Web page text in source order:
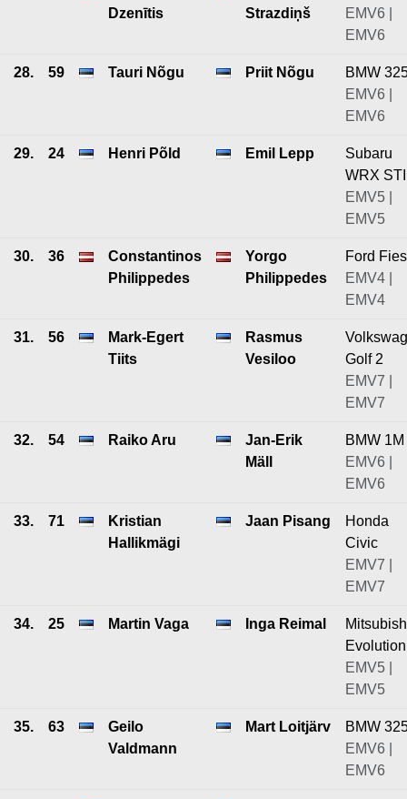
Dzenītis
Strazdiņš
EMV6 |
EMV6
28. 59 Tauri Nõgu Priit Nõgu
BMW
EMV6 |
EMV6
29. 24 Henri Põld Emil Lepp
Subaru
WRX STI
EMV5 |
EMV5
30. 36
Constantinos
Philippedes
Yorgo
Philippedes
Ford
EMV4 |
EMV4
31. 56
Mark-Egert
Tiits
Rasmus
Vesiloo
Golf 2
EMV7 |
EMV7
32. 54 Raiko Aru
Jan-Erik
Mäll
BMW 1M
EMV6 |
EMV6
33. 71
Kristian
Hallikmägi
Jaan Pisang
Honda
Civic
EMV7 |
EMV7
34. 25 Martin Vaga Inga Reimal
EMV5 |
EMV5
35. 63
Geilo
Valdmann
Mart Loitjärv
BMW
EMV6 |
EMV6